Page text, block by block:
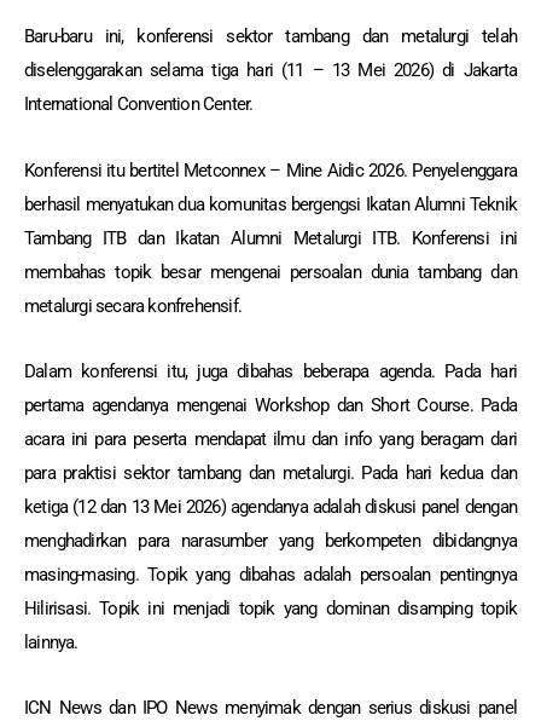
Baru-baru ini, konferensi sektor tambang dan metalurgi telah
diselenggarakan selama tiga hari (11 – 13 Mei 2026) di Jakarta
International Convention Center.
Konferensi itu bertitel Metconnex – Mine Aidic 2026. Penyelenggara
berhasil menyatukan dua komunitas bergengsi Ikatan Alumni Teknik
Tambang ITB dan Ikatan Alumni Metalurgi ITB. Konferensi ini
membahas topik besar mengenai persoalan dunia tambang dan
metalurgi secara konfrehensif.
Dalam konferensi itu, juga dibahas beberapa agenda. Pada hari
pertama agendanya mengenai Workshop dan Short Course. Pada
acara ini para peserta mendapat ilmu dan info yang beragam dari
para praktisi sektor tambang dan metalurgi. Pada hari kedua dan
ketiga (12 dan 13 Mei 2026) agendanya adalah diskusi panel dengan
menghadirkan para narasumber yang berkompeten dibidangnya
masing-masing. Topik yang dibahas adalah persoalan pentingnya
Hilirisasi. Topik ini menjadi topik yang dominan disamping topik
lainnya.
ICN News dan IPO News menyimak dengan serius diskusi panel